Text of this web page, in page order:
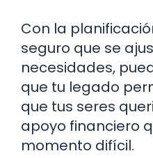
Con la
seguro que se
necesidades,
que tu legado
que tus seres
apoyo financiero
momento difícil.